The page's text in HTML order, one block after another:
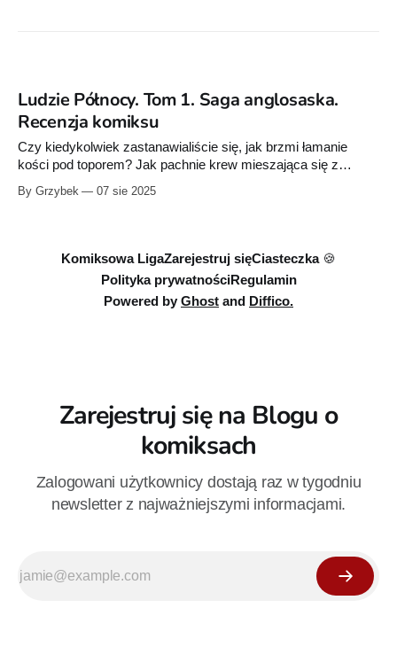
Ludzie Północy. Tom 1. Saga anglosaska.
Recenzja komiksu
Czy kiedykolwiek zastanawialiście się, jak brzmi łamanie
kości pod toporem? Jak pachnie krew mieszająca się z
błotem na polu bitwy, gdzie honor to jedyna waluta, a śmierć -
jedyny pewnik? Brian Wood zaprasza nas do świata, gdzie
By Grzybek 07 sie 2025
Komiksowa LigaZarejestruj sięCiasteczka 🍪
Polityka prywatnościRegulamin
Powered by Ghost and Diffico.
Zarejestruj się na Blogu o
komiksach
Zalogowani użytkownicy dostają raz w tygodniu
newsletter z najważniejszymi informacjami.